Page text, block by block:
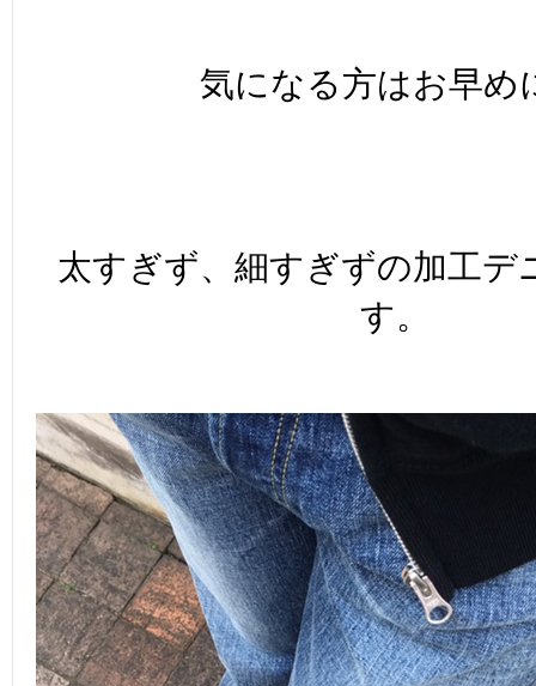
気になる方はお早め
太すぎず、細すぎずの加工デ
す。